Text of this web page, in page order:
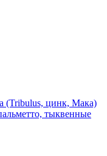
(Tribulus, цинк, Мака)
тыквенные